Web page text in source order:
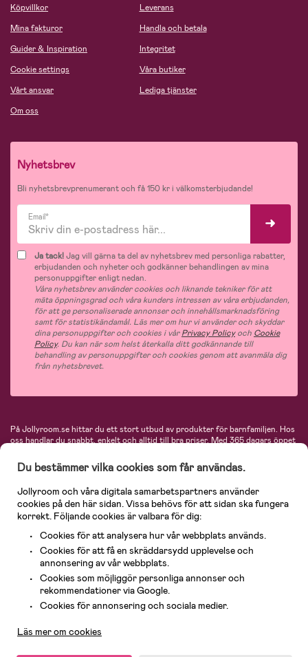
Köpvillkor
Mina fakturor
Guider & Inspiration
Cookie settings
Vårt ansvar
Om oss
Leverans
Handla och betala
Integritet
Våra butiker
Lediga tjänster
Nyhetsbrev
Bli nyhetsbrevprenumerant och få 150 kr i välkomsterbjudande!
Email*
Ja tack!Jag vill gärna ta del av nyhetsbrev med personliga rabatter,
erbjudanden och nyheter och godkänner behandlingen av mina
personuppgifter enligt nedan.
Våra nyhetsbrev använder cookies och liknande tekniker för att
mäta öppningsgrad och våra kunders intressen av våra erbjudanden,
för att ge personaliserade annonser och innehållsmarknadsföring
samt för statistikändamål. Läs mer om hur vi använder och skyddar
dina personuppgifter och cookies i vårPrivacy Policyoch Cookie
Policy. Du kan när som helst återkalla ditt godkännande till
behandling av personuppgifter och cookies genom att avanmäla dig
från nyhetsbrevet.
På Jollyroom.se hittar du ett stort utbud av produkter för barnfamiljen. Hos
oss handlar du snabbt, enkelt och alltid till bra priser.Med 365 dagars öppet
hos oss. I vårt sortiment hittar du barnvagnar, bilstolar, kläder för barn och
baby, produkter för mamman, massor av inspirerande inredning, leksaker,
babyprodukter och mycket mer. Vi erbjuder produkter från välkända
varumärken så som Britax, Maxi-Cosi, Baby Jogger, BabyBjörn, Didriksons,
KidKraft, Ergobaby, Philips Avent, Neonate, Cybex, LEGO och många fler.
Välkommen in och kika runt i Nordens största barn- och babybutik på nätet!
© 2026 Jollyroom AB. Alla rättigheter reserverade.
Du bestämmer vilka cookies som får användas.
Jollyroom och våra digitala samarbetspartners använder
cookies på den här sidan. Vissa behövs för att sidan ska fungera
korrekt. Följande cookies är valbara för dig:
Cookies för att analysera hur vår webbplats används.
Cookies för att få en skräddarsydd upplevelse och
annonsering av vår webbplats.
Cookies som möjliggör personliga annonser och
rekommendationer via Google.
Cookies för annonsering och sociala medier.
Läs mer om cookies